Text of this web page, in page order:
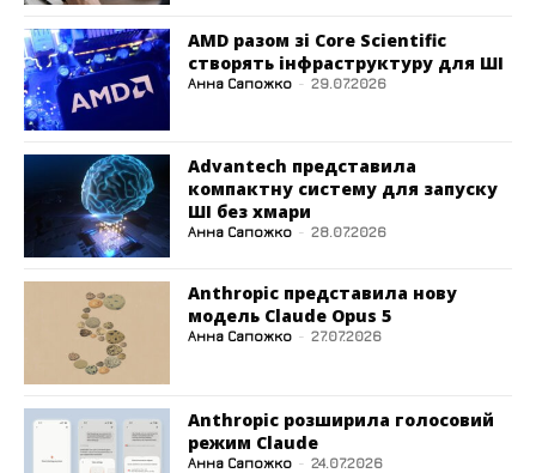
AMD разом зі Core Scientific
створять інфраструктуру для ШІ
Анна Сапожко - 29.07.2026
Advantech представила
компактну систему для запуску
ШІ без хмари
Анна Сапожко - 28.07.2026
Anthropic представила нову
модель Claude Opus 5
Анна Сапожко - 27.07.2026
Anthropic розширила голосовий
режим Claude
Анна Сапожко - 24.07.2026